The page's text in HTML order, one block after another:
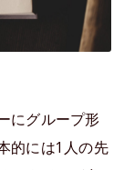
にグループ形
的には1人の先